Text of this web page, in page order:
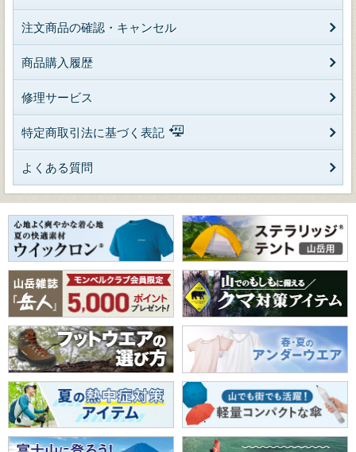
注文商品の確認・キャンセル
商品購入履歴
修理サービス
特定商取引法に基づく表記
よくある質問